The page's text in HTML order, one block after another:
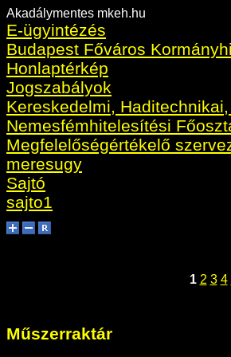
Akadálymentes mkeh.hu
E-ügyintézés
Budapest Főváros
Honlaptérkép
Jogszabályok
Kereskedelmi,
Nemesfémhitelesítési
Megfelelőségértékelő
meresugy
Sajtó
sajto1
1 2 3 4
Műszerraktár